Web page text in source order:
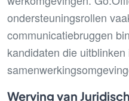
ondersteuningsrollen
communicatiebruggen
kandidaten die uitblinken
Werving van